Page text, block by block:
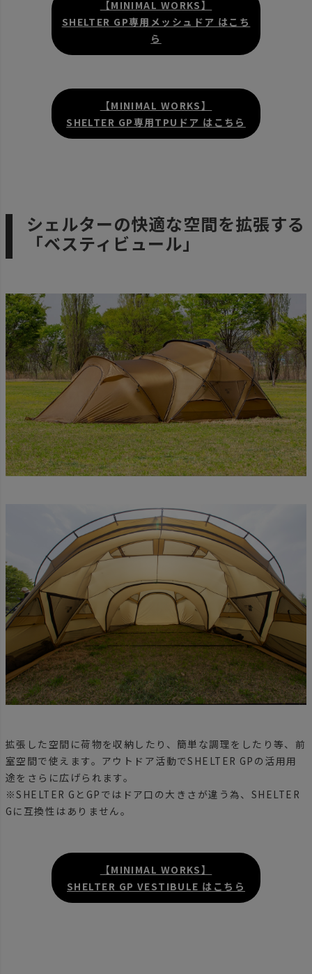
【MINIMAL WORKS】
SHELTER GP専用メッシュドア はこち
ら
【MINIMAL WORKS】
SHELTER GP専用TPUドア はこちら
シェルターの快適な空間を拡張する
「ベスティビュール」
拡張した空間に荷物を収納したり、簡単な調理をしたり等、前
室空間で使えます。アウトドア活動でSHELTER GPの活用用
途をさらに広げられます。
※SHELTER GとGPではドア口の大きさが違う為、SHELTER
Gに互換性はありません。
【MINIMAL WORKS】
SHELTER GP VESTIBULE はこちら